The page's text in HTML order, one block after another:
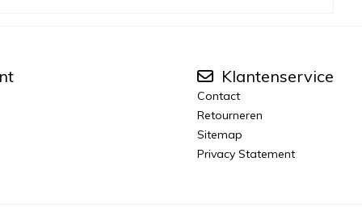
Klantenservice
Contact
Retourneren
Sitemap
Privacy Statement